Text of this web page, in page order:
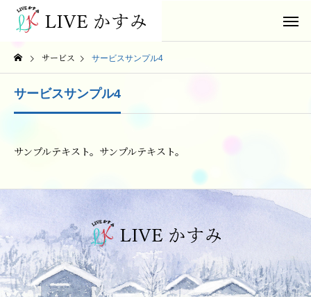
サービス サービスサンプル4
サービスサンプル4
サンプルテキスト。サンプルテキスト。